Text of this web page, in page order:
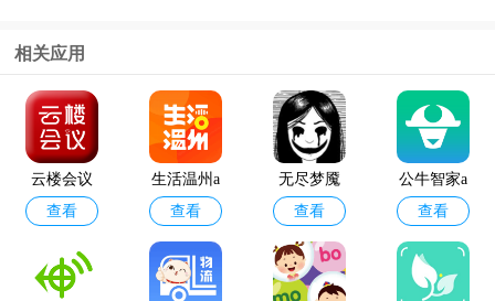
12398能源
监管热线a
pp官方版
查看
geektyper
模拟黑客
软件手机
版
查看
相关应用
云楼会议
室
查看
生活温州a
pp
查看
无尽梦魇
最新版(Ne
verending
Nightmare
查看
公牛智家a
pp最新版
本(mosho
me)
查看